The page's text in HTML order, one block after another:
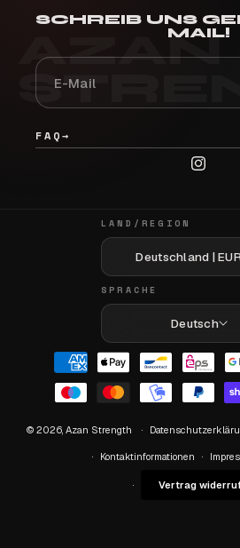
SCHREIB UNS
MAIL!
FAQ→
Instagram
LAND/REGION
SPRACHE
Deutsch
Zahlungsmethoden
© 2026, Azan Strength
Kontaktinformationen
Vertrag